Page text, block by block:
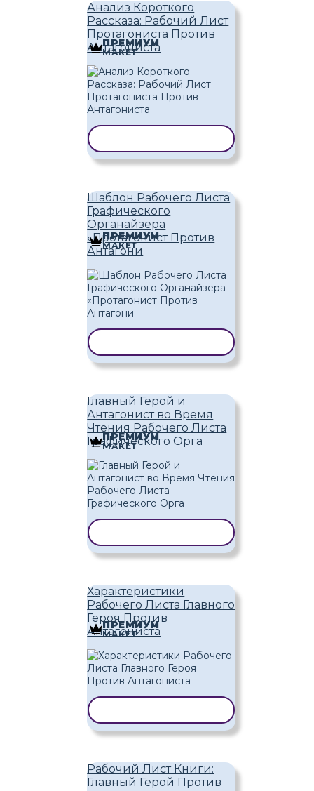
Анализ Короткого
Рассказа: Рабочий Лист
Протагониста Против
Антагониста
ПРЕМИУМ
МАКЕТ
Шаблон Рабочего Листа
Графического
Органайзера
«Протагонист Против
Антагони
ПРЕМИУМ
МАКЕТ
Главный Герой и
Антагонист во Время
Чтения Рабочего Листа
Графического Орга
ПРЕМИУМ
МАКЕТ
Характеристики
Рабочего Листа Главного
Героя Против
Антагониста
ПРЕМИУМ
МАКЕТ
Рабочий Лист Книги:
Главный Герой Против